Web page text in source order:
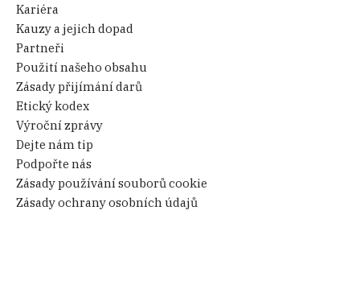
Kariéra
Kauzy a jejich dopad
Partneři
Použití našeho obsahu
Zásady přijímání darů
Etický kodex
Výroční zprávy
Dejte nám tip
Podpořte nás
Zásady používání souborů cookie
Zásady ochrany osobních údajů